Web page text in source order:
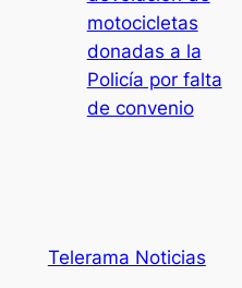
motocicletas
donadas a la
Policía por falta
de convenio
Telerama Noticias